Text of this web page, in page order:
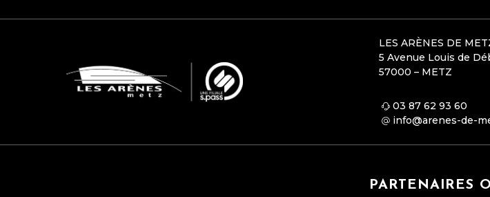
LES ARÈNES DE
5 Avenue Louis de
57000 – METZ
03 87 62 93 60
info@arenes-de-
PARTENAIRES